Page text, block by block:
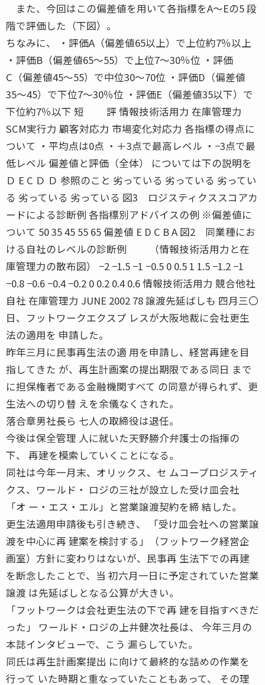
また、今回はこの偏差値を用いて各指標をA〜Eの5 段
階で評価した（下図）。
ちなみに、 ・評価A（偏差値65以上）で上位約7％以上
・評価B（偏差値65〜55）で上位7〜30％位 ・評価
C（偏差値45〜55）で中位30〜70位 ・評価D（偏差値
35〜45）で下位7〜30％位 ・評価E（偏差値35以下）で
下位約7％以下 短 評 情報技術活用力 在庫管理力
SCM実行力 顧客対応力 市場変化対応力 各指標の得点に
ついて ・平均点は0点 ・＋3点で最高レベル ・−3点で最
低レベル 偏差値と評価（全体） については下の説明を
Ｄ E C Ｄ Ｄ 参照のこと 劣っている 劣っている 劣ってい
る 劣っている 劣っている 図3 ロジスティクススコアカ
ードによる診断例 各指標別アドバイスの例 ※偏差値に
ついて 50 35 45 55 65 偏差値 E D C B A 図2 同業種にお
ける自社のレベルの診断例 （情報技術活用力と在
庫管理力の散布図） −2 −1.5 −1 −0.5 0 0.5 1 1.5 −1.2 −1
−0.8 −0.6 −0.4 −0.2 0 0.2 0.4 0.6 情報技術活用力 競合他社
自社 在庫管理力 JUNE 2002 78 譲渡先延ばしも 四月三〇
日、フットワークエクスプ レスが大阪地裁に会社更生
法の適用を 申請した。
昨年三月に民事再生法の適 用を申請し、経営再建を目
指してきた が、再生計画案の提出期限である同日 まで
に担保権者である金融機関すべて の同意が得られず、更
生法への切り替 えを余儀なくされた。
落合章男社長ら 七人の取締役は退任。
今後は保全管理 人に就いた天野勝介弁護士の指揮の
下、 再建を模索していくことになる。
同社は今年一月末、オリックス、セ ムコープロジスティ
クス、ワールド・ ロジの三社が設立した受け皿会社
「オ ー・エス・エル」と営業譲渡契約を締 結した。
更生法適用申請後も引き続き、 「受け皿会社への営業譲
渡を中心に再 建案を検討する」（フットワーク経営企
画室）方針に変わりはないが、民事再 生法下での再建
を断念したことで、当 初六月一日に予定されていた営業
譲渡 は先延ばしとなる公算が大きい。
「フットワークは会社更生法の下で再 建を目指すべきだ
った」 ワールド・ロジの上井健次社長は、 今年三月の
本誌インタビューで、こう 漏らしていた。
同氏は再生計画案提出 に向けて最終的な詰めの作業を
行って いた時期と重なっていたこともあって、 その理